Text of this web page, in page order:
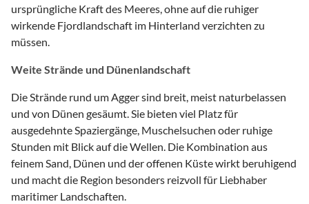
ursprüngliche Kraft des Meeres, ohne auf die ruhiger
wirkende Fjordlandschaft im Hinterland verzichten zu
müssen.
Weite Strände und Dünenlandschaft
Die Strände rund um Agger sind breit, meist naturbelassen
und von Dünen gesäumt. Sie bieten viel Platz für
ausgedehnte Spaziergänge, Muschelsuchen oder ruhige
Stunden mit Blick auf die Wellen. Die Kombination aus
feinem Sand, Dünen und der offenen Küste wirkt beruhigend
und macht die Region besonders reizvoll für Liebhaber
maritimer Landschaften.